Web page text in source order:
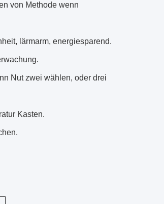
von Methode wenn
lärmarm, energiesparend.
Nut zwei wählen, oder drei
Kasten.